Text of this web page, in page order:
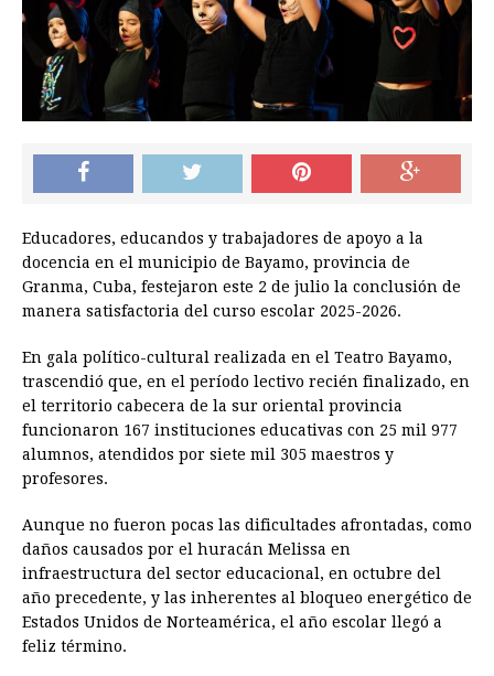
Educadores, educandos y trabajadores de apoyo a la
docencia en el municipio de Bayamo, provincia de
Granma, Cuba, festejaron este 2 de julio la conclusión de
manera satisfactoria del curso escolar 2025-2026.
En gala político-cultural realizada en el Teatro Bayamo,
trascendió que, en el período lectivo recién finalizado, en
el territorio cabecera de la sur oriental provincia
funcionaron 167 instituciones educativas con 25 mil 977
alumnos, atendidos por siete mil 305 maestros y
profesores.
Aunque no fueron pocas las dificultades afrontadas, como
daños causados por el huracán Melissa en
infraestructura del sector educacional, en octubre del
año precedente, y las inherentes al bloqueo energético de
Estados Unidos de Norteamérica, el año escolar llegó a
feliz término.